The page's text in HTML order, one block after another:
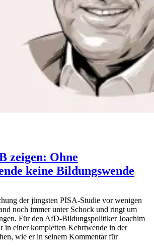
zeigen: Ohne
keine Bildungswende
der jüngsten PISA-Studie vor wenigen
noch immer unter Schock und ringt um
Für den AfD-Bildungspolitiker Joachim
in einer kompletten Kehrtwende in der
wie er in seinem Kommentar für